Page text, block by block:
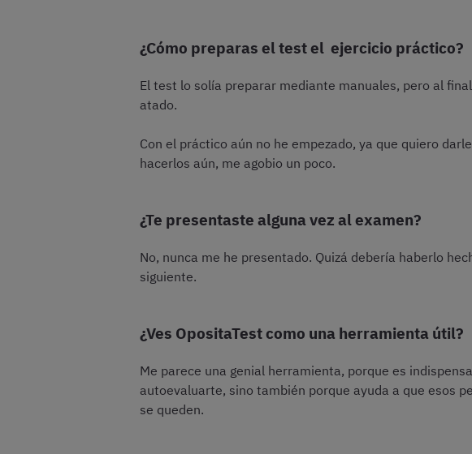
¿Cómo preparas el test el ejercicio práctico?
El test lo solía preparar mediante manuales, pero al
atado.
Con el práctico aún no he empezado, ya que quiero
hacerlos aún, me agobio un poco.
¿Te presentaste alguna vez al examen?
No, nunca me he presentado. Quizá debería haberlo
siguiente.
¿Ves OpositaTest como una herramienta útil?
Me parece una genial herramienta, porque es
autoevaluarte, sino también porque ayuda a que esos
se queden.